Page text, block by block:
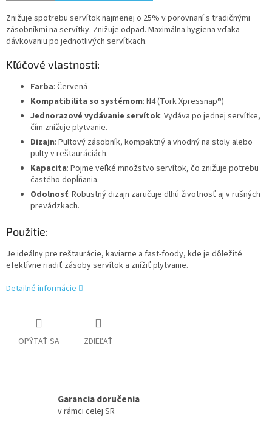
Znižuje spotrebu servítok najmenej o 25% v porovnaní s tradičnými
zásobníkmi na servítky. Znižuje odpad. Maximálna hygiena vďaka
dávkovaniu po jednotlivých servítkach.
Kľúčové vlastnosti:
Farba: Červená
Kompatibilita so systémom: N4 (Tork Xpressnap®)
Jednorazové vydávanie servítok: Vydáva po jednej servítke,
čím znižuje plytvanie.
Dizajn: Pultový zásobník, kompaktný a vhodný na stoly alebo
pulty v reštauráciách.
Kapacita: Pojme veľké množstvo servítok, čo znižuje potrebu
častého dopĺňania.
Odolnosť: Robustný dizajn zaručuje dlhú životnosť aj v rušných
prevádzkach.
Použitie:
Je ideálny pre reštaurácie, kaviarne a fast-foody, kde je dôležité
efektívne riadiť zásoby servítok a znížiť plytvanie.
Detailné informácie
OPÝTAŤ SA ZDIEĽAŤ
Garancia doručenia
v rámci celej SR